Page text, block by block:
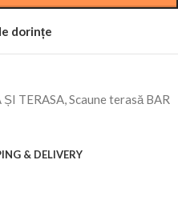
dorințe
TERASA,Scaune terasă BAR
& DELIVERY